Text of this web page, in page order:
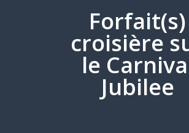
Forfait(s)
croisière
le
Jubilee